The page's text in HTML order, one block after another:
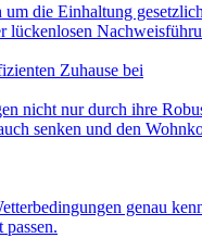
die Einhaltung
lückenlosen
Zuhause bei
nicht nur durch ihre
senken und den
genau